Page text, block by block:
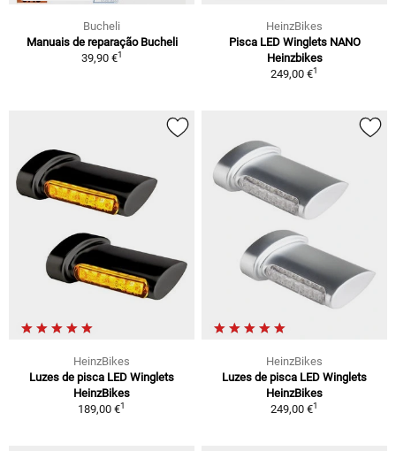
Bucheli
Manuais de reparação Bucheli
39,90 €1
HeinzBikes
Pisca LED Winglets NANO
Heinzbikes
249,00 €1
HeinzBikes
Luzes de pisca LED Winglets
HeinzBikes
189,00 €1
HeinzBikes
Luzes de pisca LED Winglets
HeinzBikes
249,00 €1